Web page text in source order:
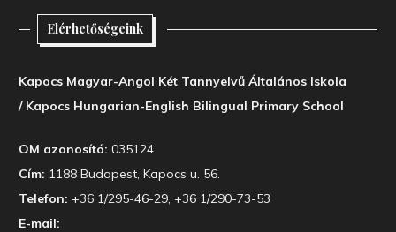
Elérhetőségeink
Kapocs Magyar-Angol Két Tannyelvű Általános Iskola
/ Kapocs Hungarian-English Bilingual Primary School
OM azonosító: 035124
Cím: 1188 Budapest, Kapocs u. 56.
Telefon: +36 1/295-46-29, +36 1/290-73-53
E-mail: